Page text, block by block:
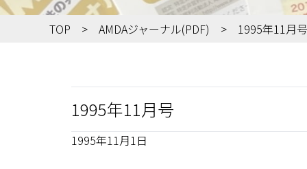
TOP AMDAジャーナル(PDF) 1995年11月号
1995年11月号
1995年11月1日